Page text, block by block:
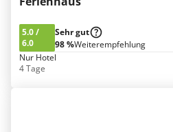
5.0/
6.0
Sehr gut
98 %Weiterempfehlung
Nur Hotel
4 Tage